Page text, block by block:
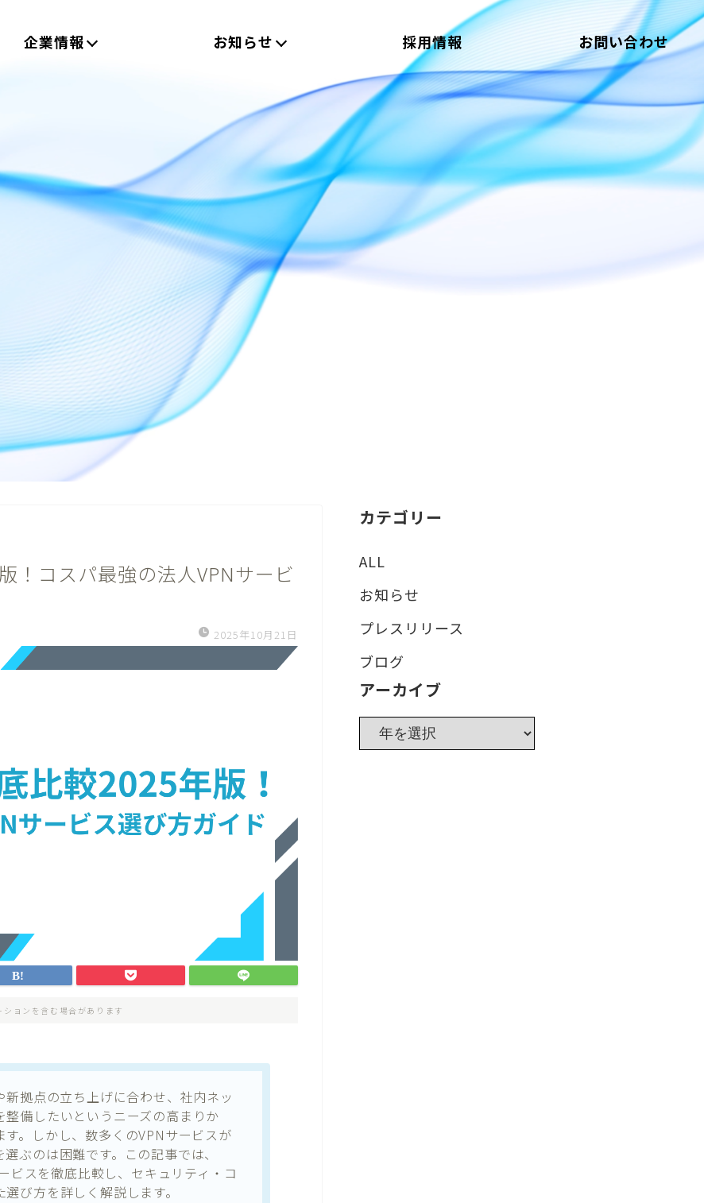
企業情報 お知らせ 採用情報 お問い合わせ
！コスパ最強の法人VPNサービ
2025年10月21日
ョンを含む場合があります
拠点の立ち上げに合わせ、社内ネッ
備したいというニーズの高まりか
。しかし、数多くのVPNサービスが
ぶのは困難です。この記事では、
ビスを徹底比較し、セキュリティ・コ
び方を詳しく解説します。
カテゴリー
ALL
お知らせ
プレスリリース
ブログ
アーカイブ